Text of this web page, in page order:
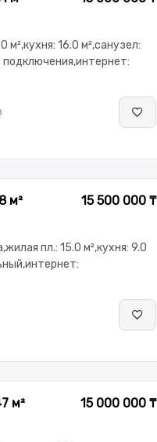
16.0 м²,санузел:
меблирована,паркинг:
двор,Кондиционер
м² 15 500 000 ₸
пл.: 15.0 м²,кухня: 9.0
3.0
м² 15 000 000 ₸